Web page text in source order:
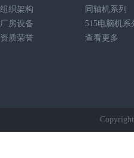
组织架构
厂房设备
资质荣誉
同轴机系列
515电脑机系
查看更多